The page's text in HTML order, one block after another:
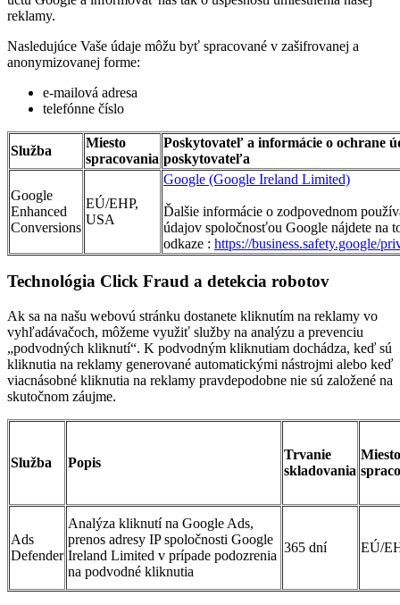
reklamy.
Nasledujúce Vaše údaje môžu byť spracované v zašifrovanej a
anonymizovanej forme:
e-mailová adresa
telefónne číslo
Služba
Miesto
spracovania
Poskytovateľ a informácie o ochrane
poskytovateľa
Google
Enhanced
Conversions
EÚ/EHP,
USA
Google (Google Ireland Limited)
Ďalšie informácie o zodpovednom
údajov spoločnosťou Google nájdete na
odkaze : https://business.safety.google/
Technológia Click Fraud a detekcia robotov
Ak sa na našu webovú stránku dostanete kliknutím na reklamy vo
vyhľadávačoch, môžeme využiť služby na analýzu a prevenciu
„podvodných kliknutí“. K podvodným kliknutiam dochádza, keď sú
kliknutia na reklamy generované automatickými nástrojmi alebo keď
viacnásobné kliknutia na reklamy pravdepodobne nie sú založené na
skutočnom záujme.
Služba Popis
Trvanie
skladovania
Miesto
Ads
Defender
Analýza kliknutí na Google Ads,
prenos adresy IP spoločnosti Google
Ireland Limited v prípade podozrenia
na podvodné kliknutia
365 dní EÚ/